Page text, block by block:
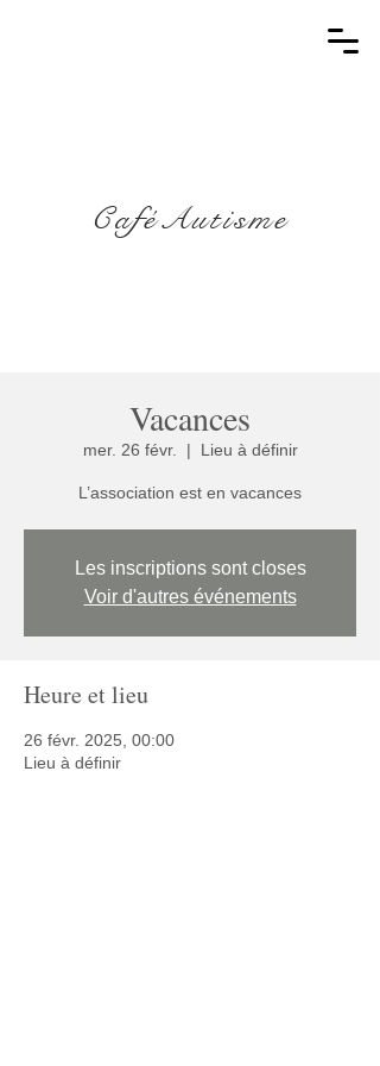
CaféAutisme
Vacances
mer. 26 févr.
  |
Lieu à définir
L’association est en vacances
Les inscriptions sont closes
Voir d'autres événements
Heure et lieu
26 févr. 2025, 00:00
Lieu à définir